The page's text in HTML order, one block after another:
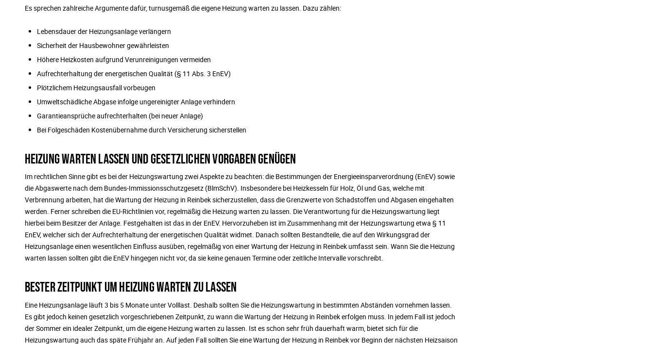
Es sprechen zahlreiche Argumente dafür, turnusgemäß die eigene Heizung warten zu lassen. Dazu zählen:
Lebensdauer der Heizungsanlage verlängern
Sicherheit der Hausbewohner gewährleisten
Höhere Heizkosten aufgrund Verunreinigungen vermeiden
Aufrechterhaltung der energetischen Qualität (§ 11 Abs. 3 EnEV)
Plötzlichem Heizungsausfall vorbeugen
Umweltschädliche Abgase infolge ungereinigter Anlage verhindern
Garantieansprüche aufrechterhalten (bei neuer Anlage)
Bei Folgeschäden Kostenübernahme durch Versicherung sicherstellen
HEIZUNG WARTEN LASSEN UND GESETZLICHEN VORGABEN GENÜGEN
Im rechtlichen Sinne gibt es bei der Heizungswartung zwei Aspekte zu beachten: die Bestimmungen der Energieeinsparverordnung (EnEV) sowie
die Abgaswerte nach dem Bundes-Immissionsschutzgesetz (BlmSchV). Insbesondere bei Heizkesseln für Holz, Öl und Gas, welche mit
Verbrennung arbeiten, hat die Wartung der Heizung in Reinbek sicherzustellen, dass die Grenzwerte von Schadstoffen und Abgasen eingehalten
werden. Ferner schreiben die EU-Richtlinien vor, regelmäßig die Heizung warten zu lassen. Die Verantwortung für die Heizungswartung liegt
hierbei beim Besitzer der Anlage. Festgehalten ist das in der EnEV. Hervorzuheben ist im Zusammenhang mit der Heizungswartung etwa § 11
EnEV, welcher sich der Aufrechterhaltung der energetischen Qualität widmet. Danach sollten Bestandteile, die auf den Wirkungsgrad der
Heizungsanlage einen wesentlichen Einfluss ausüben, regelmäßig von einer Wartung der Heizung in Reinbek umfasst sein. Wann Sie die Heizung
warten lassen sollten gibt die EnEV hingegen nicht vor, da sie keine genauen Termine oder zeitliche Intervalle vorschreibt.
BESTER ZEITPUNKT UM HEIZUNG WARTEN ZU LASSEN
Eine Heizungsanlage läuft 3 bis 5 Monate unter Volllast. Deshalb sollten Sie die Heizungswartung in bestimmten Abständen vornehmen lassen.
Es gibt jedoch keinen gesetzlich vorgeschriebenen Zeitpunkt, zu wann die Wartung der Heizung in Reinbek erfolgen muss. In jedem Fall ist jedoch
der Sommer ein idealer Zeitpunkt, um die eigene Heizung warten zu lassen. Ist es schon sehr früh dauerhaft warm, bietet sich für die
Heizungswartung auch das späte Frühjahr an. Auf jeden Fall sollten Sie eine Wartung der Heizung in Reinbek vor Beginn der nächsten Heizsaison